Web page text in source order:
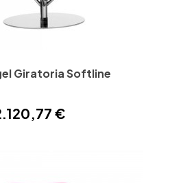
Giratoria Softline
€